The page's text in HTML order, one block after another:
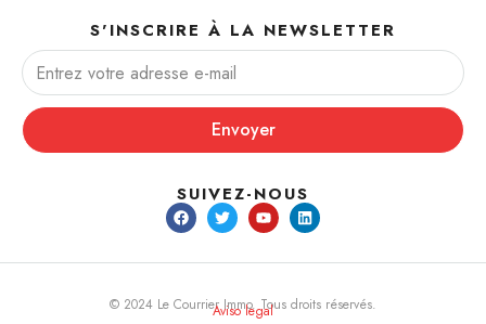
S'INSCRIRE À LA NEWSLETTER
Envoyer
SUIVEZ-NOUS
© 2024 Le Courrier Immo. Tous droits réservés.
Aviso legal